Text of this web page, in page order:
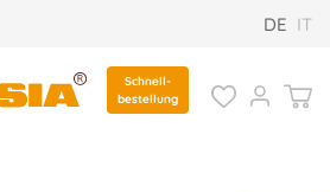
DE IT
Schnell-
bestellung